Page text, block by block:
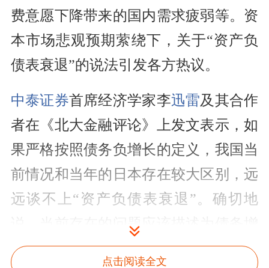
费意愿下降带来的国内需求疲弱等。资
本市场悲观预期萦绕下，关于“资产负
债表衰退”的说法引发各方热议。
中泰证券首席经济学家李迅雷及其合作
者在《北大金融评论》上发文表示，如
果严格按照债务负增长的定义，我国当
前情况和当年的日本存在较大区别，远
远谈不上“资产负债表衰退”。确切地
说，当前存在的问题应该描述为债务增
速明显放缓。
点击阅读全文